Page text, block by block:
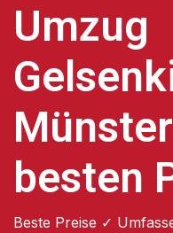
Umzug
besten
Beste Preise ✓